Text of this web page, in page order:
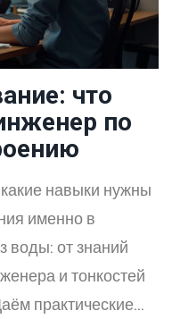
что
по
навыки нужны
именно в
воды: от знаний
и тонкостей
практические